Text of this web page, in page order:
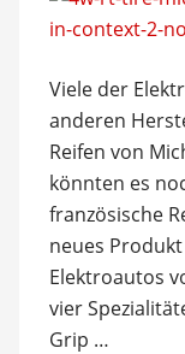
Viele der
anderen
Reifen von
könnten es
französische
neues
Elektroautos
vier
Grip …